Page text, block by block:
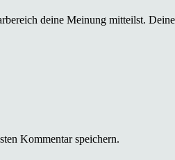
deine Meinung mitteilst.
Kommentar speichern.